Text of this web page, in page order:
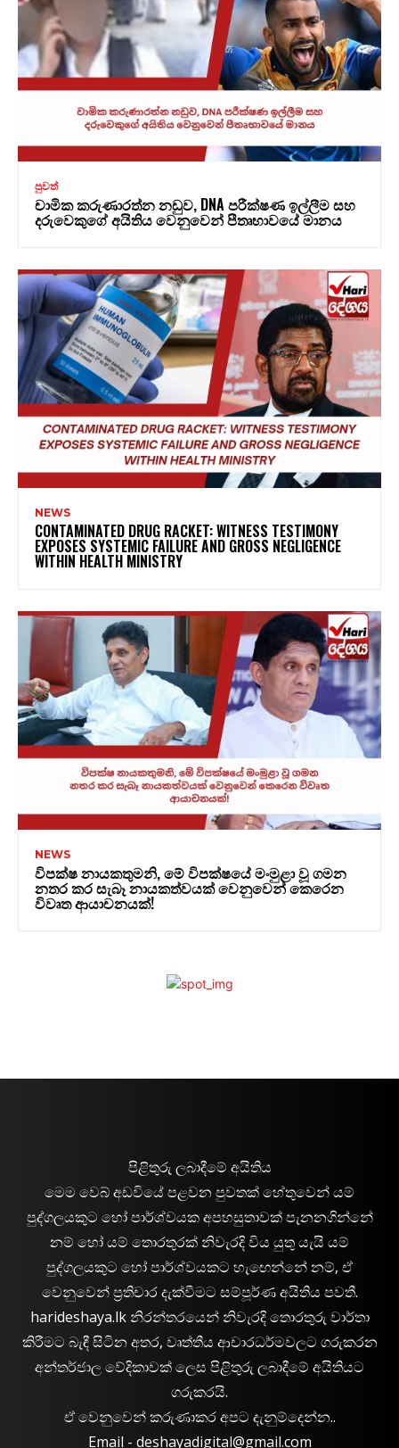
පුවත්
චාමික කරුණාරත්න නඩුව, DNA පරීක්ෂණ ඉල්ලීම සහ
දරුවෙකුගේ අයිතිය වෙනුවෙන් පීතෘභාවයේ මානය
NEWS
CONTAMINATED DRUG RACKET: WITNESS TESTIMONY
EXPOSES SYSTEMIC FAILURE AND GROSS NEGLIGENCE
WITHIN HEALTH MINISTRY
NEWS
විපක්ෂ නායකතුමනි, මේ විපක්ෂයේ මංමුළා වූ ගමන
නතර කර සැබෑ නායකත්වයක් වෙනුවෙන් කෙරෙන
විවෘත ආයාචනයක්!
පිළිතුරු ලබාදීමේ අයිතිය
මෙම වෙබ් අඩවියේ පළවන පුවතක් හේතුවෙන් යම්
පුද්ගලයකුට හෝ පාර්ශ්වයක අපහසුතාවක් පැනනගින්නේ
නම් හෝ යම් තොරතුරක් නිවැරදි විය යුතු යැයි යම්
පුද්ගලයකුට හෝ පාර්ශ්වයකට හැඟෙන්නේ නම්, ඒ
වෙනුවෙන් ප්‍රතිචාර දැක්වීමට සම්පූර්ණ අයිතිය පවතී.
harideshaya.lk නිරන්තරයෙන් නිවැරදි තොරතුරු වාර්තා
කිරීමට බැඳී සිටින අතර, වෘත්තීය ආචාරධර්මවලට ගරුකරන
අන්තර්ජාල වේදිකාවක් ලෙස පිළිතුරු ලබාදීමේ අයිතියට
ගරුකරයි.
ඒ වෙනුවෙන් කරුණාකර අපට දැනුම්දෙන්න..
Email - deshayadigital@gmail.com